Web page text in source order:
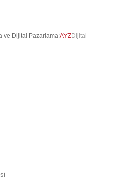
ve Dijital Pazarlama:AYZDijital